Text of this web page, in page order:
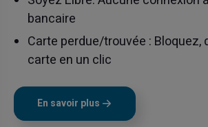
bancaire
Carte perdue/trouvée : Bloquez,
carte en un clic
En savoir plus